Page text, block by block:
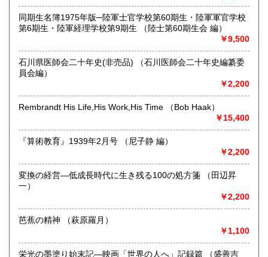
最寄駅：金沢駅南向・道一本・徒歩八分
営業時間：9時15分～17時ごろ(12時～13時は昼食休憩で
す。) ◎本店…五坪狭小為、営業時間内予約平日限定開店
中、あらかじめご予約、期日応相談、営業日3日前までに住
所・電話・氏名・メールアドレスを明記の上、メールにてお
申し付けください。
定休日：◎ガレージ店…土日祝 ◎本店…予約以外不定期営
業中 ◎ネット部門…土日祝。店舗にてネット掲載本受取場
年8月10日9:00以降のご注文は8月17日午後よりお返事、8月
10日9:00以降のご入金分は8月17日以降発送となります。
書籍の買取について
古書買取お持込の際にはあらかじめ、お電話の上でお越しく
ださい。
担当者不在の場合もあり、無駄足を踏ませます。
その他、お問合せなどございましたら、住所・電話・氏名・
ご明記ない場合はお応えできないこともありますのであらか
じめご了承のほどをお願いします。
取り扱い分野
同期生名簿1975年版─陸軍士官学校第60期生・陸軍軍官学校
第6期生・陸軍経理学校第9期生 （陸士第60期生会 編）
￥9,500
石川県医師会二十年史(非売品) （石川医師会二十年史編纂委
員会編）
￥2,200
Rembrandt His Life,His Work,His Time （Bob Haak）
￥15,400
『算術教育』1939年2月号 （尼子静 編）
￥2,200
変換の経営—低成長時代に生き残る100の処方箋 （田辺昇
一）
￥2,200
芭蕉の精神 （萩原羅月）
￥1,100
栄光の墨塗り始末記―映画「世界の人へ」記録篇 （盛善吉